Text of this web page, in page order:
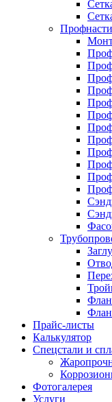
Прайс-листы
Калькулятор
Спецстали и
Фотогалерея
Услуги